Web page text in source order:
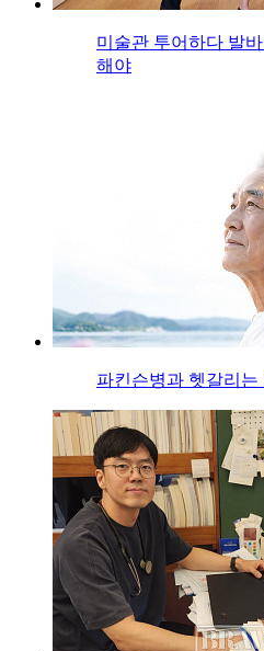
미술관 투어하다 발
해야
파킨슨병과 헷갈리는